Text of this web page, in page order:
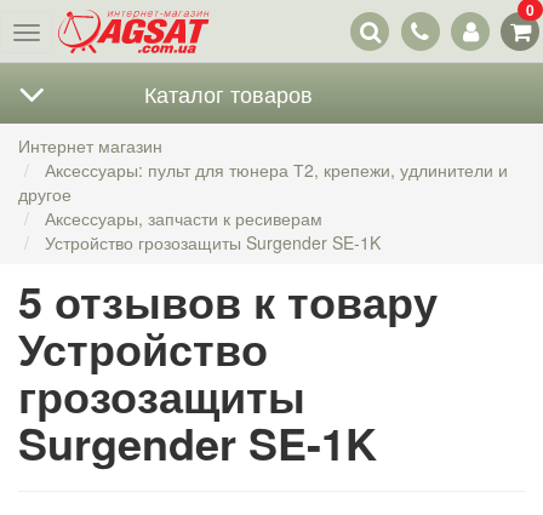
Меню
Наши
контакты
0
Каталог товаров
Интернет магазин
Аксессуары: пульт для тюнера Т2, крепежи, удлинители и
другое
Аксессуары, запчасти к ресиверам
Устройство грозозащиты Surgender SE-1K
5 отзывов к товару
Устройство
грозозащиты
Surgender SE-1K